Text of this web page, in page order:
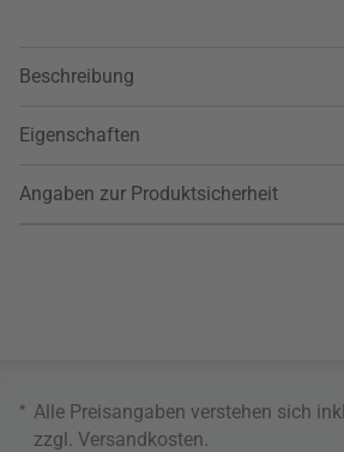
Beschreibung
Eigenschaften
Angaben zur Produktsicherheit
* Alle Preisangaben verstehen sich
zzgl. Versandkosten